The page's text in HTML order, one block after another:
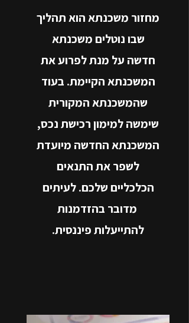
מחזור משכנתא הוא תהליך
שבו נוטלים משכנתא
חדשה על מנת לפרוע את
המשכנתא הקיימת. בעוד
שהמשכנתא המקורית
שימשה למימון רכישת נכס,
המשכנתא החדשה מיועדת
לשפר את התנאים
הכלכליים שלכם. לעיתים
מדובר בהזדמנות
להתייעלות פיננסית.